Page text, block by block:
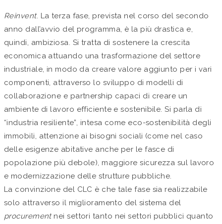
Reinvent. La terza fase, prevista nel corso del secondo
anno dall’avvio del programma, è la più drastica e,
quindi, ambiziosa. Si tratta di sostenere la crescita
economica attuando una trasformazione del settore
industriale, in modo da creare valore aggiunto per i vari
componenti, attraverso lo sviluppo di modelli di
collaborazione e partnership capaci di creare un
ambiente di lavoro efficiente e sostenibile. Si parla di
“industria resiliente”, intesa come eco-sostenibilità degli
immobili, attenzione ai bisogni sociali (come nel caso
delle esigenze abitative anche per le fasce di
popolazione più debole), maggiore sicurezza sul lavoro
e modernizzazione delle strutture pubbliche.
La convinzione del CLC è che tale fase sia realizzabile
solo attraverso il miglioramento del sistema del
procurementnei settori tanto nei settori pubblici quanto